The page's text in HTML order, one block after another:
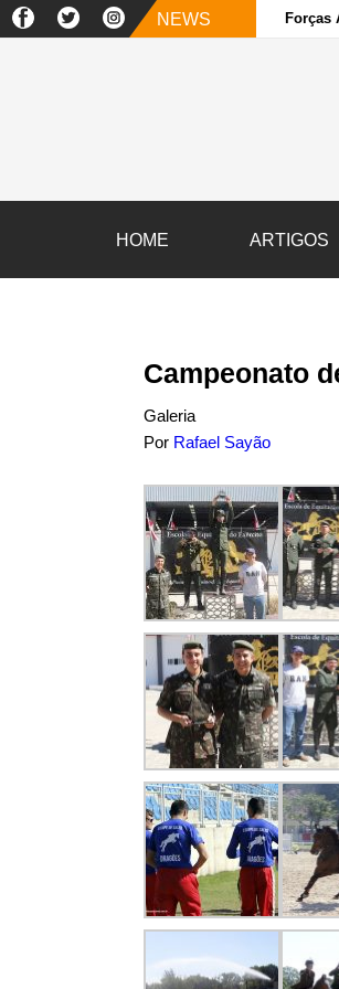
NEWS Forças
HOME ARTIGOS
Campeonato
Galeria
Por Rafael Sayão